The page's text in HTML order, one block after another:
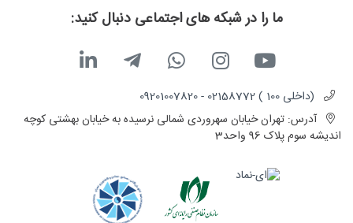
ما را در شبکه های اجتماعی دنبال کنید:
(داخلی 100 ) 02158772 - 09201007820
آدرس: تهران خیابان سهروردی شمالی نرسیده به خیابان بهشتی کوچه
اندیشه سوم پلاک 96 واحد3